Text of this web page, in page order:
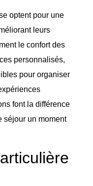
optent pour une
leurs
le confort des
personnalisés,
pour organiser
font la différence
séjour un moment